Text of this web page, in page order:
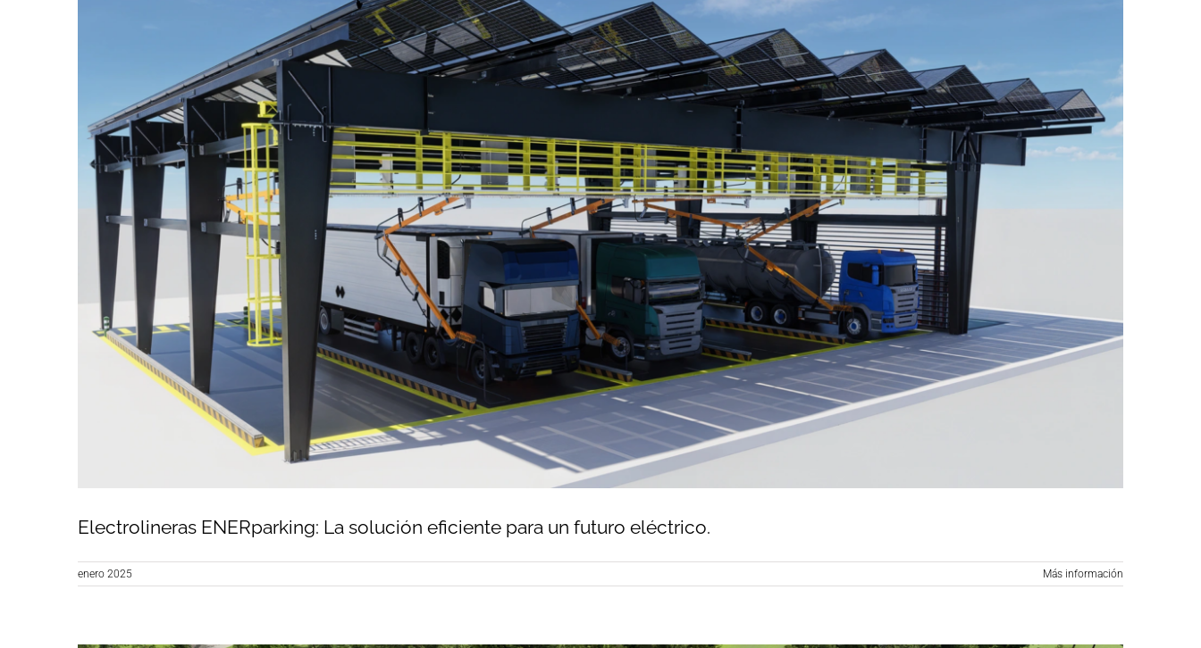
Parking Solar en Tafalla: así se transforma un espacio en energía
Electrolineras ENERparking: La solución eficiente para un futuro eléctrico.
enero 2025 Más información